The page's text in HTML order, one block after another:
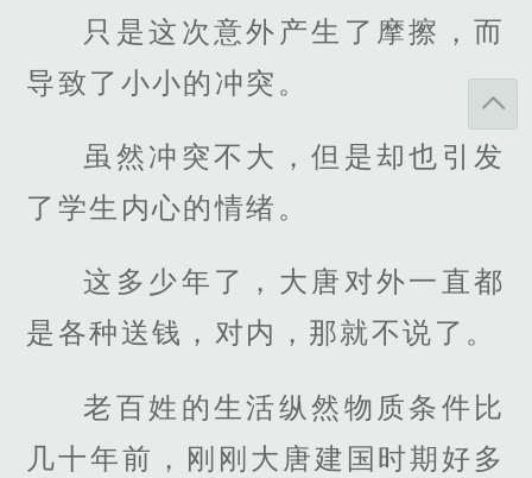
只是这次意外产生了摩擦，而
导致了小小的冲突。
虽然冲突不大，但是却也引发
了学生内心的情绪。
这多少年了，大唐对外一直都
是各种送钱，对内，那就不说了。
老百姓的生活纵然物质条件比
几十年前，刚刚大唐建国时期好多